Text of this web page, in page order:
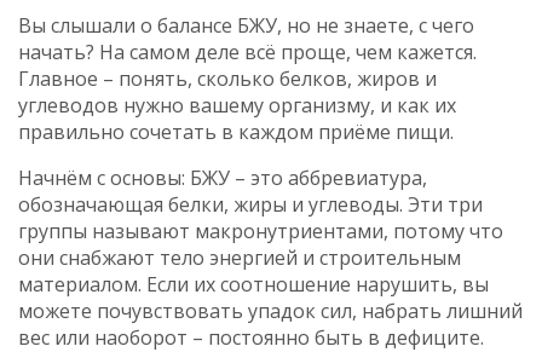
Вы слышали о балансе БЖУ, но не знаете, с чего
начать? На самом деле всё проще, чем кажется.
Главное – понять, сколько белков, жиров и
углеводов нужно вашему организму, и как их
правильно сочетать в каждом приёме пищи.
Начнём с основы: БЖУ – это аббревиатура,
обозначающая белки, жиры и углеводы. Эти три
группы называют макронутриентами, потому что
они снабжают тело энергией и строительным
материалом. Если их соотношение нарушить, вы
можете почувствовать упадок сил, набрать лишний
вес или наоборот – постоянно быть в дефиците.